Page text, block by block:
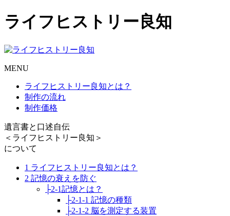
ライフヒストリー良知
MENU
ライフヒストリー良知とは？
制作の流れ
制作価格
遺言書と口述自伝
＜ライフヒストリー良知＞
について
1 ライフヒストリー良知とは？
2 記憶の衰えを防ぐ
├2-1記憶とは？
├2-1-1 記憶の種類
├2-1-2 脳を測定する装置